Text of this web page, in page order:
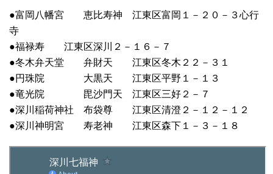
●富岡八幡宮 恵比寿神 江東区富岡１－２０－３心行
寺
●福禄寿 江東区深川２－１６－７
●冬木弁天堂 弁財天 江東区冬木２２－３１
●円珠院 大黒天 江東区平野１－１３
●竜光院 毘沙門天 江東区三好２－７
●深川稲荷神社 布袋尊 江東区清澄２－１２－１２
●深川神明宮 寿老神 江東区森下１－３－１８